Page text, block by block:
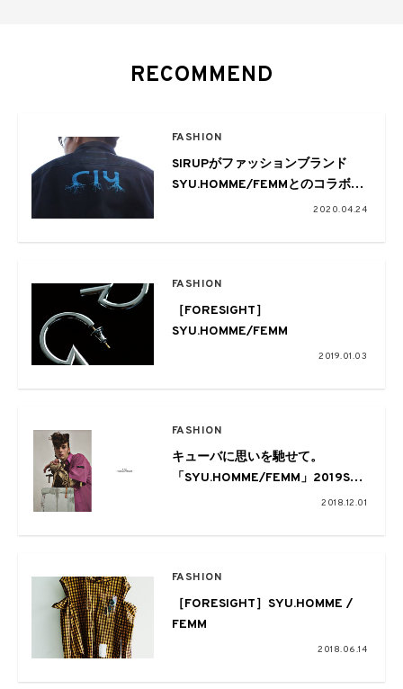
RECOMMEND
FASHION
SIRUPがファッションブランド
SYU.HOMME/FEMMとのコラボア
2020.04.24
FASHION
［FORESIGHT］
SYU.HOMME/FEMM
2019.01.03
FASHION
キューバに思いを馳せて。
「SYU.HOMME/FEMM」2019S/S
ジュエリーも
2018.12.01
FASHION
［FORESIGHT］SYU.HOMME /
FEMM
2018.06.14